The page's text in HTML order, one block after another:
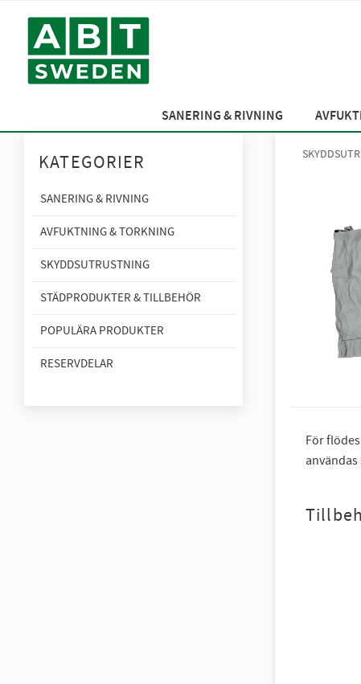
SANERING & RIVNING
För
KATEGORIER
SANERING & RIVNING
AVFUKTNING & TORKNING
SKYDDSUTRUSTNING
STÄDPRODUKTER & TILLBEHÖR
POPULÄRA PRODUKTER
RESERVDELAR